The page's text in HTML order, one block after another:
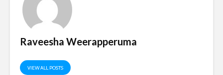
Raveesha Weerapperuma
VIEW ALL POSTS